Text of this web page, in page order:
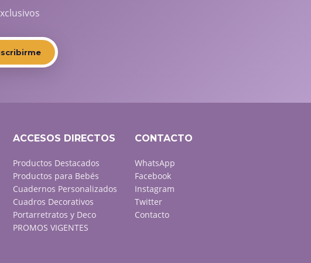
ACCESOS DIRECTOS
Productos Destacados
Productos para Bebés
Cuadernos Personalizados
Cuadros Decorativos
Portarretratos y Deco
PROMOS VIGENTES
CONTACTO
WhatsApp
Facebook
Instagram
Twitter
Contacto